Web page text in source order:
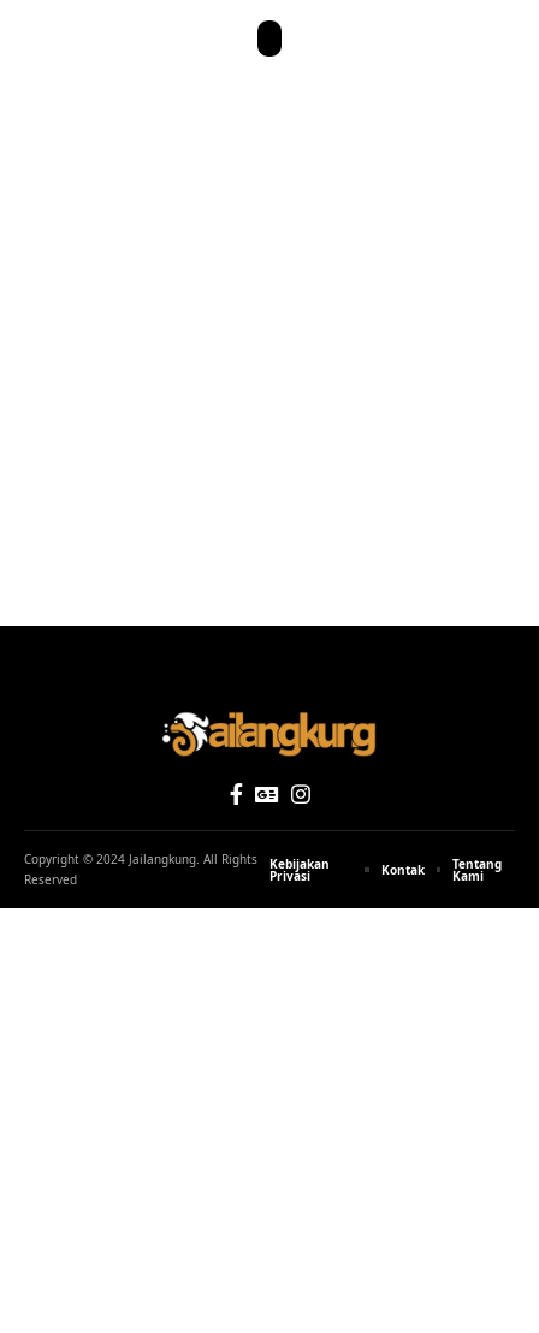
Copyright © 2024 Jailangkung. All Rights
Reserved
Kebijakan
Privasi Kontak Tentang
Kami